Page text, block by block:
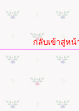
กลับเข้าสู่หน้